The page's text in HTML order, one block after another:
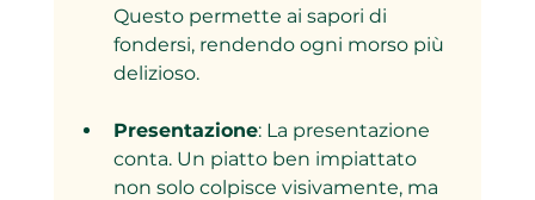
Questo permette ai sapori di
fondersi, rendendo ogni morso più
delizioso.
Presentazione: La presentazione
conta. Un piatto ben impiattato
non solo colpisce visivamente, ma